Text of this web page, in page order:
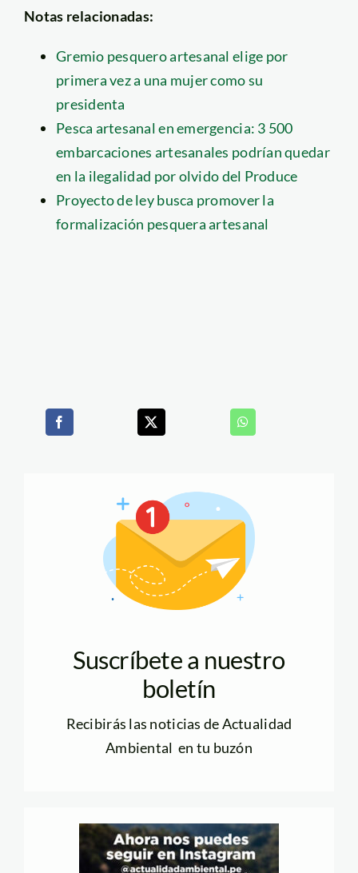
Notas relacionadas:
Gremio pesquero artesanal elige por
primera vez a una mujer como su
presidenta
Pesca artesanal en emergencia: 3 500
embarcaciones artesanales podrían quedar
en la ilegalidad por olvido del Produce
Proyecto de ley busca promover la
formalización pesquera artesanal
Suscríbete a nuestro
boletín
Recibirás las noticias de Actualidad
Ambiental en tu buzón